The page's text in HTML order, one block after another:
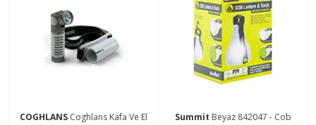
COGHLANS Coghlans Kafa Ve El
Summit Beyaz 842047 - Cob